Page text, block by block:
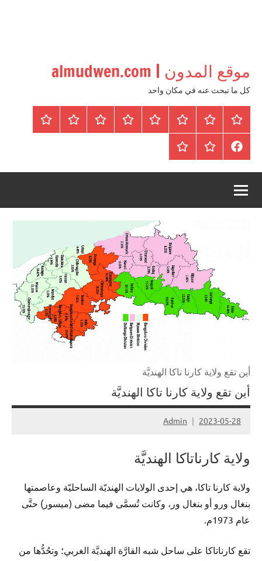
موقع المدون | almudwen.com
كل ما تبحث عنه في مكان واحد
الرئيسيةالمواضيعوظائف
محلية
/
دولية
عقارات Blog
من
اتصل
سياسة
FaceBookعقارات
للبيع
أرشيف
موقع
أين تقع ولاية كارنا تاكا الهنديَّة
أين تقع ولاية كارنا تاكا الهنديَّة
2023-05-28
Admin
لا
تعليقات
ولاية كارناتاكا الهنديَّة
ولاية كارنا تاكا، هي إحدى الولايات الهنديّة الساحليّة وعاصمتها
بنغال ورو أو بنغال ور، وكانت تُسمَّى فيما مضى (ميسور) حتَّى
عام 1973م.
تقع كارناتاكا على ساحل شبه القارَّة الهنديَّة الغربي؛ وتحُدُّها من